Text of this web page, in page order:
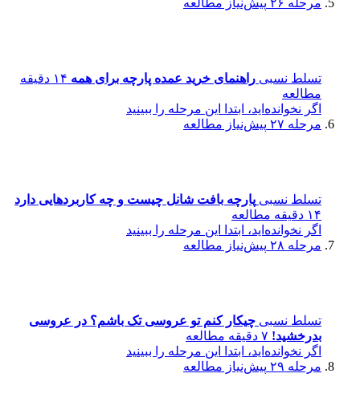
تسلط نسبی راهنمای خرید عمده پارچه برای همه
۱۴ دقیقه
مطالعه
اگر نخوانده‌اید، ابتدا این مرحله را ببینید
مرحله ۲۷
پیش‌نیاز مطالعه
تسلط نسبی پارچه بافت شانل چیست و چه کاربردهایی دارد
۱۴ دقیقه مطالعه
اگر نخوانده‌اید، ابتدا این مرحله را ببینید
مرحله ۲۸
پیش‌نیاز مطالعه
تسلط نسبی چیکار کنم تو عروسی تک باشم؟ در عروسی
بدرخشید! ۷ دقیقه مطالعه
اگر نخوانده‌اید، ابتدا این مرحله را ببینید
مرحله ۲۹
پیش‌نیاز مطالعه